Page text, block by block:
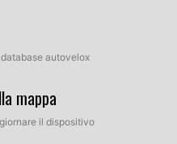
autovelox
mappa
il dispositivo